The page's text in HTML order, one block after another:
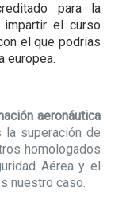
para la
impartir el curso
el que podrías
europea.
aeronáutica
la superación de
homologados
Aérea y el
nuestro caso.